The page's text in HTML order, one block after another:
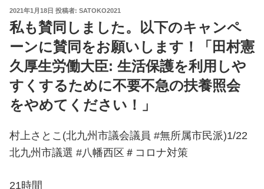
投
稿
日:
2021年1月18日 投稿者: SATOKO2021
私も賛同しました。以下のキャンペ
ーンに賛同をお願いします！「田村憲
久厚生労働大臣: 生活保護を利用しや
すくするために不要不急の扶養照会
をやめてください！」
村上さとこ(北九州市議会議員 #無所属市民派)1/22
北九州市議選 #八幡西区＃コロナ対策
21時間